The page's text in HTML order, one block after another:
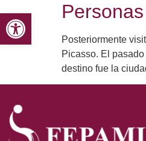
Abrir barra de
Posteriormente
Picasso. El
destino fue la